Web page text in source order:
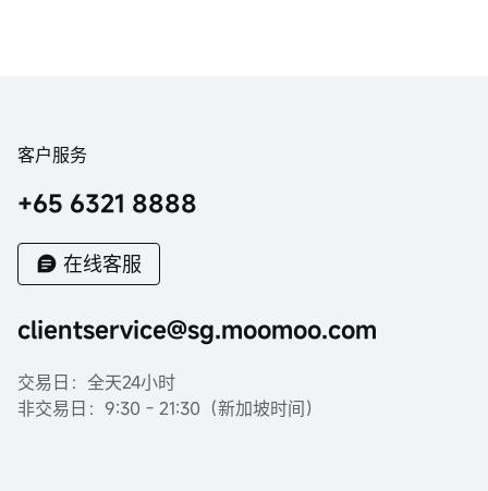
客户服务
+65 6321 8888
在线客服
clientservice@sg.moomoo.com
交易日：全天24小时
非交易日：9:30 - 21:30（新加坡时间）